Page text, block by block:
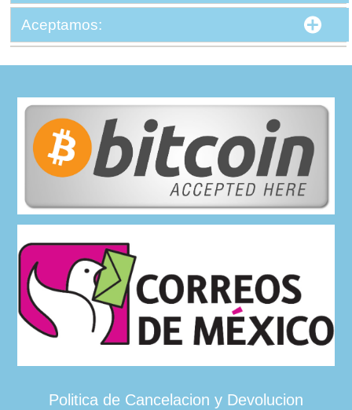
Aceptamos:
Politica de Cancelacion y Devolucion